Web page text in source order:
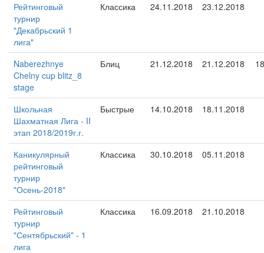
Рейтинговый
турнир
"Декабрьский 1
лига"
Классика 24.11.2018 23.12.2018
Naberezhnye
Chelny cup blitz_8
stage
Блиц 21.12.2018 21.12.2018 18
Школьная
Шахматная Лига - II
этап 2018/2019г.г.
Быстрые 14.10.2018 18.11.2018
Каникулярный
рейтинговый
турнир
"Осень-2018"
Классика 30.10.2018 05.11.2018
Рейтинговый
турнир
"Сентябрьский" - 1
лига
Классика 16.09.2018 21.10.2018